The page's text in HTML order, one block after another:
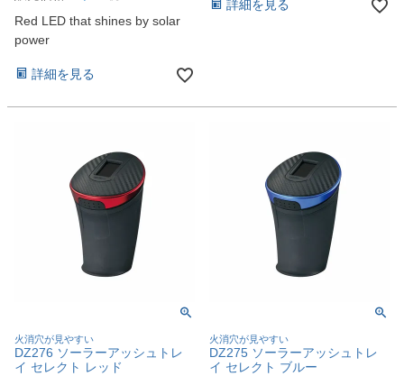
Red LED that shines by solar
power
詳細を見る
詳細を見る
火消穴が見やすい
DZ276 ソーラーアッシュトレ
イ セレクト レッド
火消穴が見やすい
DZ275 ソーラーアッシュトレ
イ セレクト ブルー